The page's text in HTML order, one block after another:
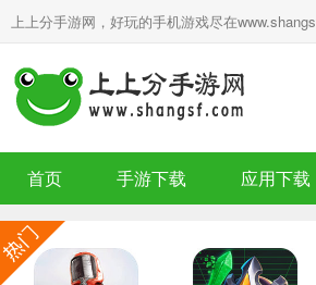
上上分手游网，好玩的手机游戏尽在
首页 手游下载 应用下载